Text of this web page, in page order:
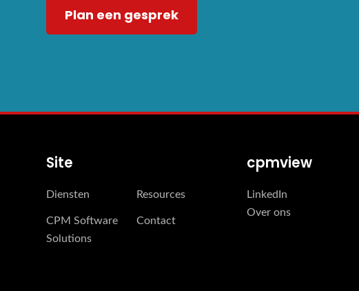
Plan een gesprek
Site
Diensten Resources
CPM Software
Solutions
Contact
cpmview
LinkedIn
Over ons